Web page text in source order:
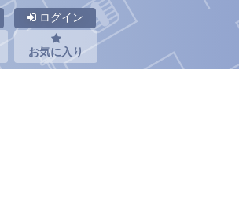
ログイン
お気に入り